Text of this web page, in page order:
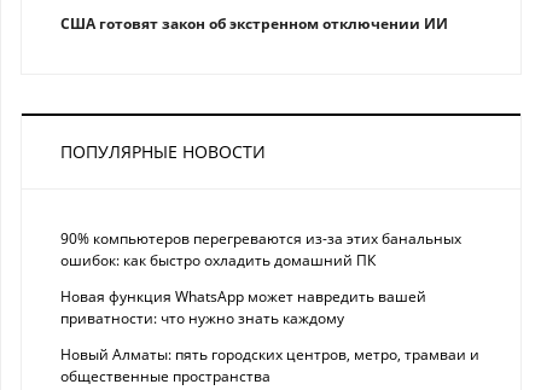
США готовят закон об экстренном отключении ИИ
ПОПУЛЯРНЫЕ НОВОСТИ
90% компьютеров перегреваются из-за этих банальных
ошибок: как быстро охладить домашний ПК
Новая функция WhatsApp может навредить вашей
приватности: что нужно знать каждому
Новый Алматы: пять городских центров, метро, трамваи и
общественные пространства